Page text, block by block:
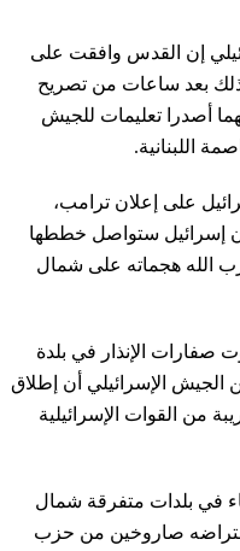
إن القدس وافقت على
بعد ساعات من تصريح
أصدرا تعليمات للجيش
اللبنانية.
على إعلان ترامب،
إسرائيل ستواصل خططها
الله هجماته على شمال
صفارات الإنذار في بلدة
الجيش الإسرائيلي أن إطلاق
من القوات الإسرائيلية
في بلدات متفرقة شمال
اعتراضه صاروخين من حزب